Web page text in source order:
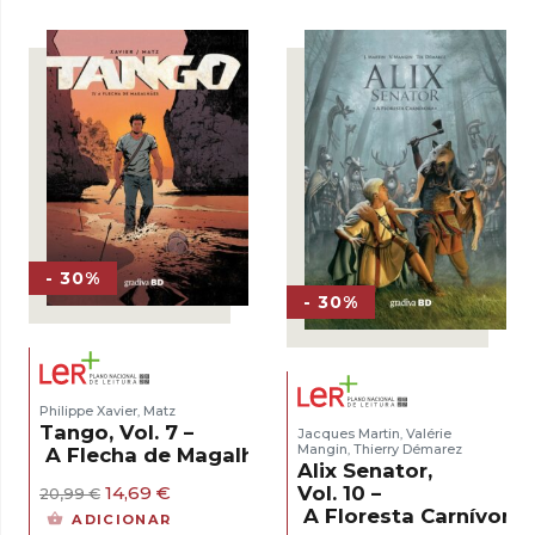
16,50 €.11,55 €.
- 30%
Philippe Xavier Matz
Tango, Vol. 7 –
A Flecha de Magalhães
20,99€ O
preço
14,69 €
ADICIONAR
- 30%
Jacques Martin, Valérie
Mangin, Thierry Démarez
Alix Senator,
Vol. 10 –
A Floresta Carnívora